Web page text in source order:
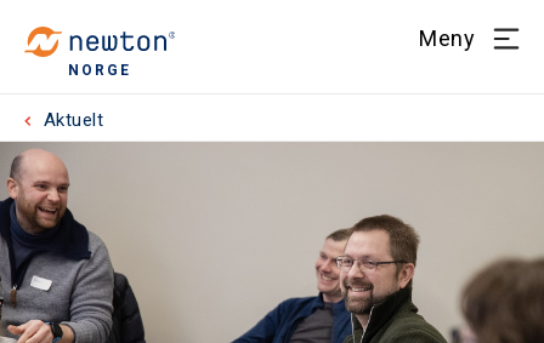
NORGE
Meny
Aktuelt